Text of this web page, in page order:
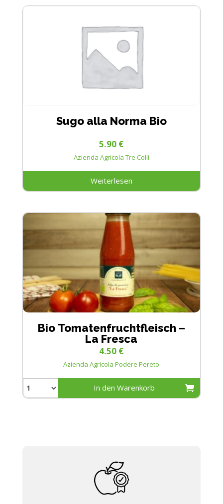
Sugo alla Norma Bio
Azienda Agricola Tre Colli
5.90 €
Weiterlesen
Bio Tomatenfruchtfleisch –
La Fresca
Azienda Agricola Podere Pereto
4.50 €
In den Warenkorb